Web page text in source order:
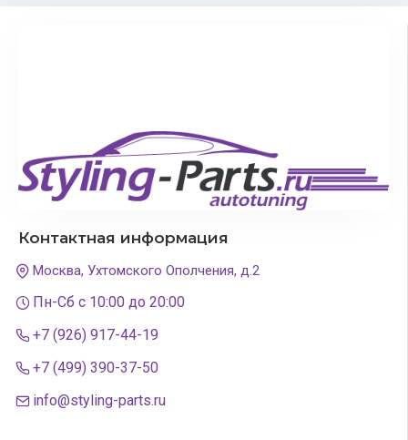
Контактная информация
Москва, Ухтомского Ополчения, д.2
Пн-Сб с 10:00 до 20:00
+7 (926) 917-44-19
+7 (499) 390-37-50
info@styling-parts.ru